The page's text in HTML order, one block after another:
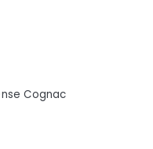
Cognac